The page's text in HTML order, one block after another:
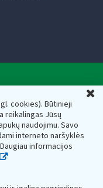
cookies). Būtinieji
reikalingas Jūsų
naudojimu. Savo
interneto naršyklės
informacijos
188659752,
Lietuva, el.paštas:
prie Lietuvos
Juridinių